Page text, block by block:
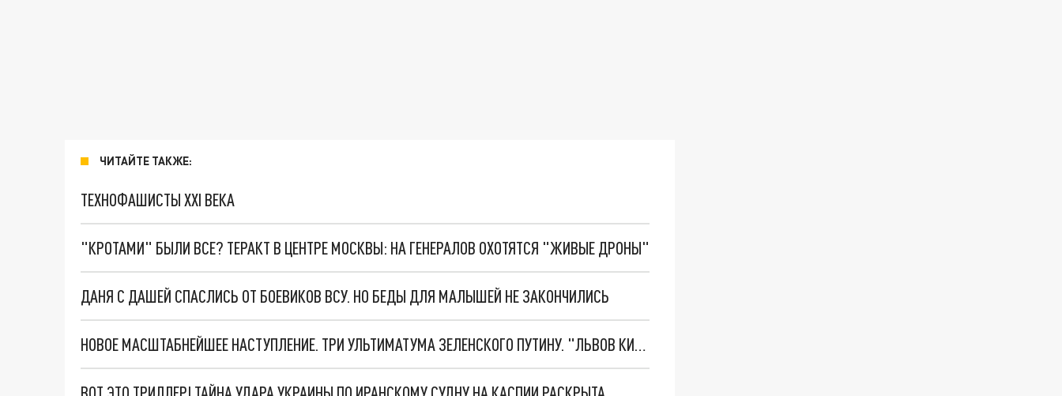
ЧИТАЙТЕ ТАКЖЕ:
ТЕХНОФАШИСТЫ XXI ВЕКА
"КРОТАМИ" БЫЛИ ВСЕ? ТЕРАКТ В ЦЕНТРЕ МОСКВЫ: НА ГЕНЕРАЛОВ ОХОТЯТСЯ "ЖИВЫЕ ДРОНЫ"
ДАНЯ С ДАШЕЙ СПАСЛИСЬ ОТ БОЕВИКОВ ВСУ. НО БЕДЫ ДЛЯ МАЛЫШЕЙ НЕ ЗАКОНЧИЛИСЬ
НОВОЕ МАСШТАБНЕЙШЕЕ НАСТУПЛЕНИЕ. ТРИ УЛЬТИМАТУМА ЗЕЛЕНСКОГО ПУТИНУ. "ЛЬВОВ КИМА" ПОСТАВЯТ НА ПВО? ГЛОБАЛЬНЫЙ ПРОРЫВ ПОД ЗАПОРОЖЬЕМ